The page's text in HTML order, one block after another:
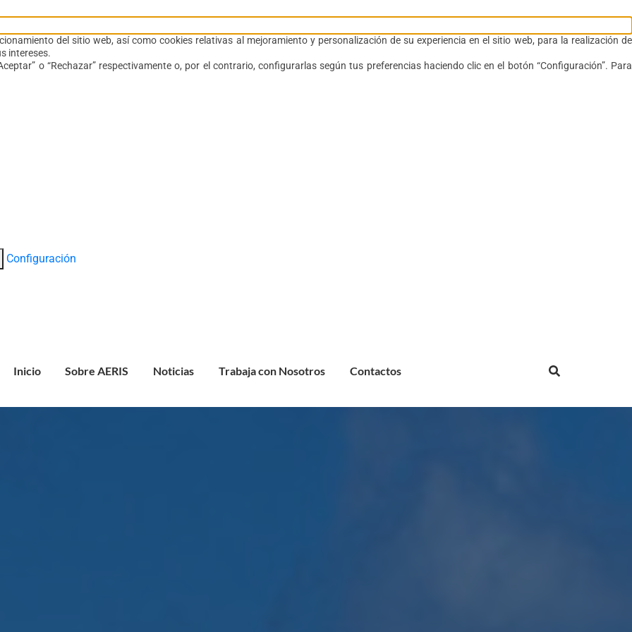
del sitio web, así como cookies relativas al mejoramiento y personalización de su experiencia en el sitio web, para la realización de
intereses.
o “Rechazar” respectivamente o, por el contrario, configurarlas según tus preferencias haciendo clic en el botón “Configuración”. Para
Configuración
Inicio Sobre AERIS Noticias Trabaja con Nosotros Contactos